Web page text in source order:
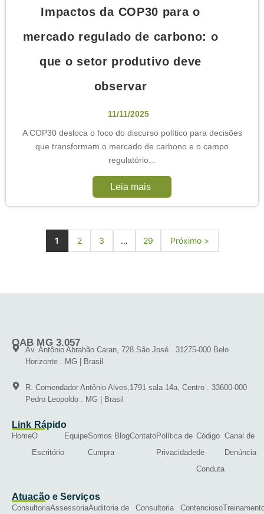
Impactos da COP30 para o
mercado regulado de carbono: o
que o setor produtivo deve
observar
11/11/2025
A COP30 desloca o foco do discurso político para decisões
que transformam o mercado de carbono e o campo
regulatório...
Leia mais
1 2 3 … 29 Próximo >
OAB MG 3.057
Av. Antônio Abrahão Caran, 728 São José . 31275-000 Belo
Horizonte . MG | Brasil
R. Comendador Antônio Alves,1791 sala 14a, Centro . 33600-000
Pedro Leopoldo . MG | Brasil
Link Rápido
HomeO
Escritório
EquipeSomos
Cumpra
BlogContatoPolítica de
Privacidade
Código
de
Conduta
Canal de
Denúncia
Atuação e Serviços
ConsultoriaAssessoriaAuditoria de
Consultoria
Contencioso